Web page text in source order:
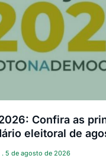
Confira as
eleitoral de
5 de agosto de 2026